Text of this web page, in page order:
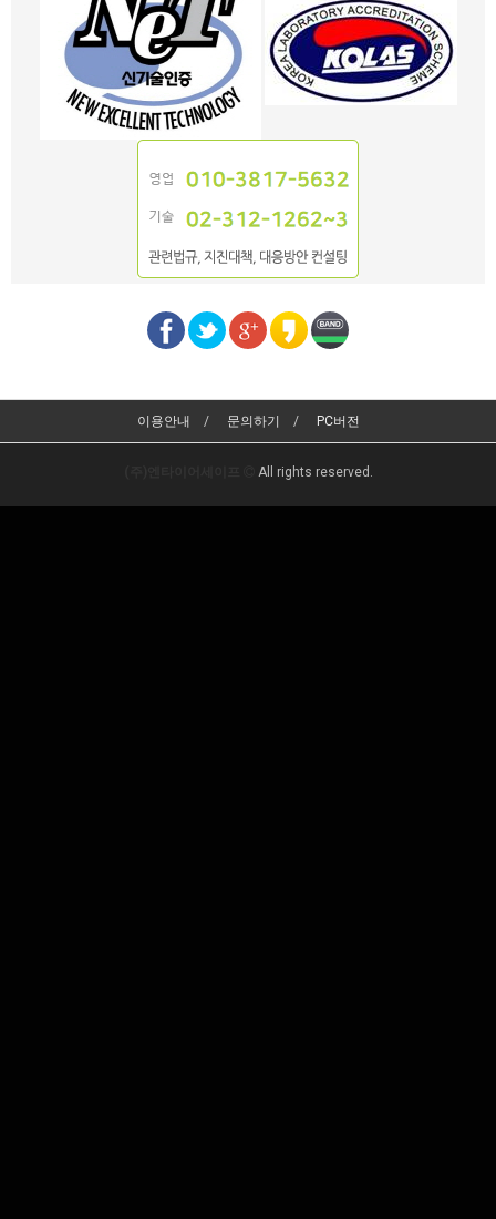
이용안내 문의하기 PC버전
All rights reserved.